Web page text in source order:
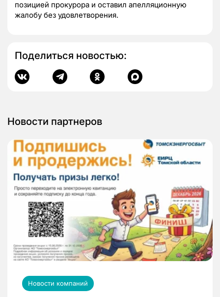
позицией прокурора и оставил апелляционную
жалобу без удовлетворения.
Поделиться новостью:
Новости партнеров
Новости компаний